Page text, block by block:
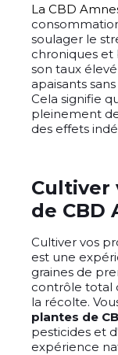
La CBD
soulager le
chroniques et
son taux
apaisants
Cela signifie
pleinement
des effets
Cultiver
de CBD
Cultiver vos
est une
graines de
contrôle total
la récolte.
plantes de
pesticides et
expérience